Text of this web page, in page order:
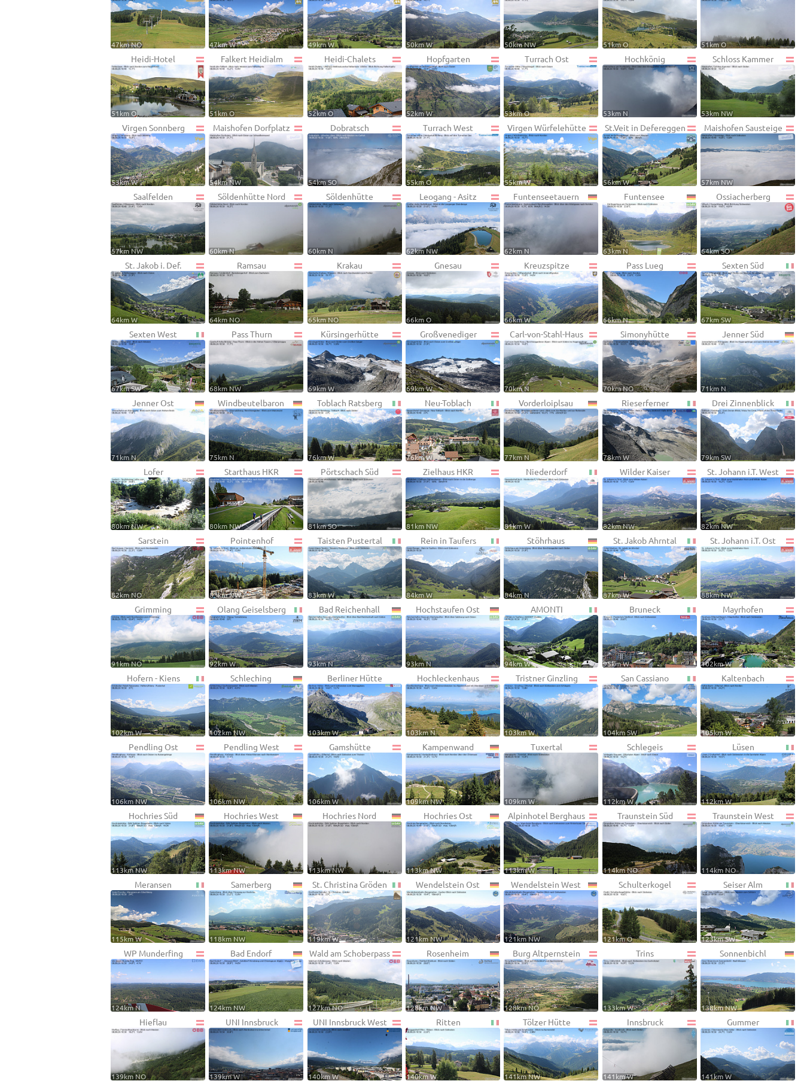
47km NO 47km W 49km W 50km W 50km NW 51km O 51km O
Heidi-Hotel
51km O
Falkert Heidialm
51km O
Heidi-Chalets
52km O
Hopfgarten
52km W
Turrach Ost
53km O
Hochkönig
53km N
Schloss Kammer
53km NW
Virgen Sonnberg
53km W
Maishofen Dorfplatz
54km NW
Dobratsch
54km SO
Turrach West
55km O
Virgen Würfelehütte
55km W
St.Veit in Defereggen
56km W
Maishofen Sausteige
57km NW
Saalfelden
57km NW
Söldenhütte Nord
60km N
Söldenhütte
60km N
Leogang - Asitz
62km NW
Funtenseetauern
62km N
Funtensee
63km N
Ossiacherberg
64km SO
St. Jakob i. Def.
64km W
Ramsau
64km NO
Krakau
65km NO
Gnesau
66km O
Kreuzspitze
66km W
Pass Lueg
66km N
Sexten Süd
67km SW
Sexten West
67km SW
Pass Thurn
68km NW
Kürsingerhütte
69km W
Großvenediger
69km W
Carl-von-Stahl-Haus
70km N
Simonyhütte
70km NO
Jenner Süd
71km N
Jenner Ost
71km N
Windbeutelbaron
75km N
Toblach Ratsberg
76km W
Neu-Toblach
76km W
Vorderloiplsau
77km N
Rieserferner
78km W
Drei Zinnenblick
79km SW
Lofer
80km NW
Starthaus HKR
80km NW
Pörtschach Süd
81km SO
Zielhaus HKR
81km NW
Niederdorf
81km W
Wilder Kaiser
82km NW
St. Johann i.T. West
82km NW
Sarstein
82km NO
Pointenhof
83km NW
Taisten Pustertal
83km W
Rein in Taufers
84km W
Stöhrhaus
84km N
St. Jakob Ahrntal
87km W
St. Johann i.T. Ost
88km NW
Grimming
91km NO
Olang Geiselsberg
92km W
Bad Reichenhall
93km N
Hochstaufen Ost
93km N
AMONTI
94km W
Bruneck
95km W
Mayrhofen
102km W
Hofern - Kiens
102km W
Schleching
102km NW
Berliner Hütte
103km W
Hochleckenhaus
103km N
Tristner Ginzling
103km W
San Cassiano
104km SW
Kaltenbach
105km W
Pendling Ost
106km NW
Pendling West
106km NW
Gamshütte
106km W
Kampenwand
109km NW
Tuxertal
109km W
Schlegeis
112km W
Lüsen
112km W
Hochries Süd
113km NW
Hochries West
113km NW
Hochries Nord
113km NW
Hochries Ost
113km NW
Alpinhotel Berghaus
113km W
Traunstein Süd
114km NO
Traunstein West
114km NO
Meransen
115km W
Samerberg
118km NW
St. Christina Gröden
119km W
Wendelstein Ost
121km NW
Wendelstein West
121km NW
Schulterkogel
121km O
Seiser Alm
123km SW
WP Munderfing
124km N
Bad Endorf
124km NW
Wald am Schoberpass
127km NO
Rosenheim
128km NW
Burg Altpernstein
128km NO
Trins
133km W
Sonnenbichl
138km NW
Hieflau
139km NO
UNI Innsbruck
139km W
UNI Innsbruck West
140km W
Ritten
140km W
Tölzer Hütte
141km NW
Innsbruck
141km W
Gummer
141km W